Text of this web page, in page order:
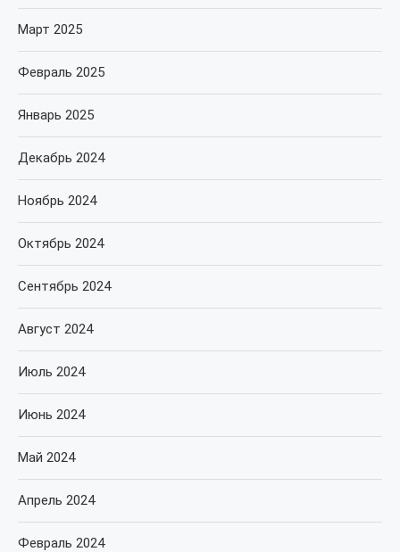
Март 2025
Февраль 2025
Январь 2025
Декабрь 2024
Ноябрь 2024
Октябрь 2024
Сентябрь 2024
Август 2024
Июль 2024
Июнь 2024
Май 2024
Апрель 2024
Февраль 2024